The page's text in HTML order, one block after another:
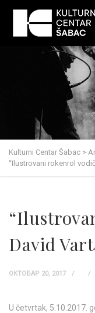
Kulturni Centar Šabac >
“Ilustrovani rokenrol
David
ОКТОБАР 20, 2017
U četvrtak, 5.10.2017.